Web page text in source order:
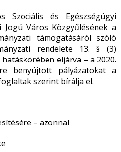
Szociális és Egészségügyi
Város Közgyűlésének a
támogatásáról szóló
rendelete 13. § (3)
eljárva – a 2020.
benyújtott pályázatokat a
szerint bírálja el.
– azonnal